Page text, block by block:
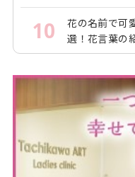
10
花の名前で可
選！花言葉の